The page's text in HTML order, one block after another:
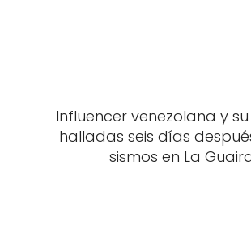
Influencer venezolana y
halladas seis días
sismos en La